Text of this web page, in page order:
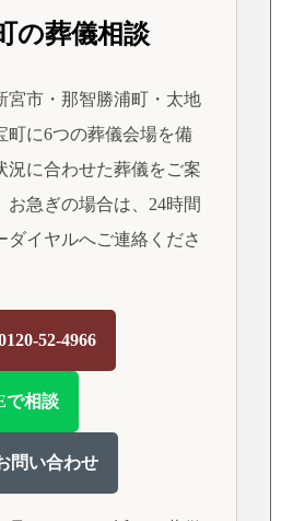
の葬儀相談
宮市・那智勝浦町・太地
町に6つの葬儀会場を備
況に合わせた葬儀をご案
お急ぎの場合は、24時間
ダイヤルへご連絡くださ
52-4966
で相談
問い合わせ